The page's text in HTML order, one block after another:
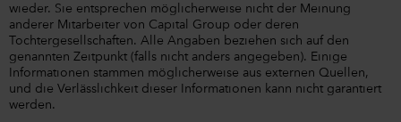
wieder. Sie entsprechen möglicherweise nicht der Meinung
anderer Mitarbeiter von Capital Group oder deren
Tochtergesellschaften. Alle Angaben beziehen sich auf den
genannten Zeitpunkt (falls nicht anders angegeben). Einige
Informationen stammen möglicherweise aus externen Quellen,
und die Verlässlichkeit dieser Informationen kann nicht garantiert
werden.